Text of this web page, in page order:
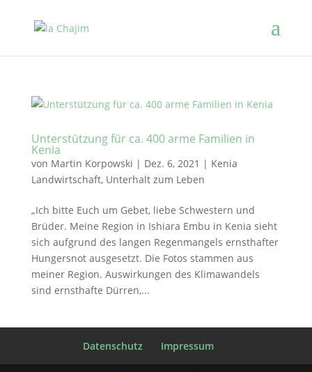
Unterstützung für ca. 400 arme Familien in
Kenia
von Martin Korpowski | Dez. 6, 2021 | Kenia
Landwirtschaft, Unterhalt zum Leben
„Ich bitte Euch um Gebet, liebe Schwestern und
Brüder. Meine Region in Ishiara Embu in Kenia sieht
sich aufgrund des langen Regenmangels ernsthafter
Hungersnot ausgesetzt. Die Fotos stammen aus
meiner Region. Auswirkungen des Klimawandels
sind ernsthafte Dürren,...
Datenschutz Impressum